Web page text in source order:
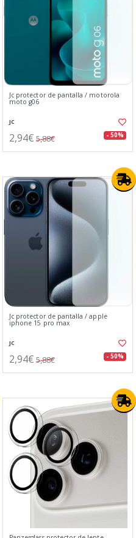
Jc protector de pantalla / motorola
moto g06
JC
2,94€ 5,88€ - 50%
Jc protector de pantalla / apple
iphone 15 pro max
JC
2,94€ 5,88€ - 50%